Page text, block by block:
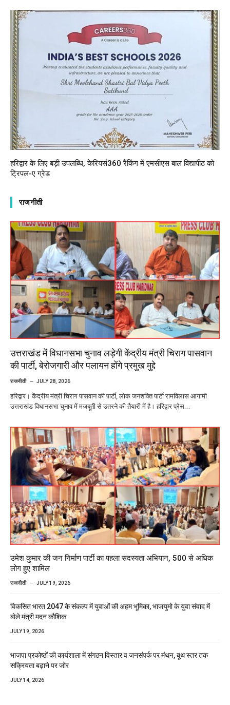
हरिद्वार के लिए बड़ी उपलब्धि, केरियर्स360 रैंकिंग में एमसीएस बाल विद्यापीठ को
ट्रिपल-ए ग्रेड
राजनीती
उत्तराखंड में विधानसभा चुनाव लड़ेगी केंद्रीय मंत्री चिराग पासवान
की पार्टी, बेरोजगारी और पलायन होंगे प्रमुख मुद्दे
राजनीती JULY 28, 2026
हरिद्वार। केंद्रीय मंत्री चिराग पासवान की पार्टी, लोक जनशक्ति पार्टी रामविलास आगामी
उत्तराखंड विधानसभा चुनाव में मजबूती से उतरने की तैयारी में है। हरिद्वार प्रेस…
उमेश कुमार की जन निर्माण पार्टी का पहला सदस्यता अभियान, 500 से अधिक
लोग हुए शामिल
राजनीती JULY 19, 2026
विकसित भारत 2047 के संकल्प में युवाओं की अहम भूमिका, भाजयुमो के युवा संवाद में
बोले मंत्री मदन कौशिक
JULY 19, 2026
भाजपा प्रकोष्ठों की कार्यशाला में संगठन विस्तार व जनसंपर्क पर मंथन, बूथ स्तर तक
सक्रियता बढ़ाने पर जोर
JULY 14, 2026